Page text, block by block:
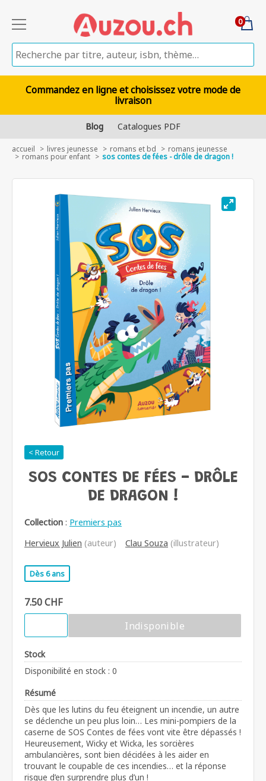
0
Commandez en ligne et choisissez votre mode de
livraison
Blog Catalogues PDF
accueil livres jeunesse romans et bd romans jeunesse
romans pour enfant sos contes de fées - drôle de dragon !
< Retour
SOS CONTES DE FÉES - DRÔLE
DE DRAGON !
Collection : Premiers pas
Hervieux Julien (auteur) Clau Souza (illustrateur)
Dès 6 ans
7.50 CHF
Indisponible
Stock
Disponibilité en stock : 0
Résumé
Dès que les lutins du feu éteignent un incendie, un autre
se déclenche un peu plus loin… Les mini-pompiers de la
caserne de SOS Contes de fées vont vite être dépassés !
Heureusement, Wicky et Wicka, les sorcières
ambulancières, sont bien décidées à les aider en
trouvant le coupable de ces incendies… et la réponse
risque d’en surprendre plus d’un !